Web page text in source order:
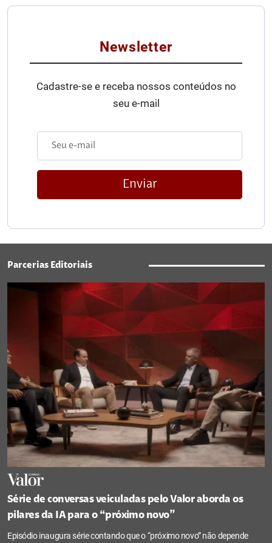
Newsletter
Cadastre-se e receba nossos conteúdos no
seu e-mail
Enviar
Parcerias Editoriais
Série de conversas veiculadas pelo Valor aborda os
pilares da IA para o “próximo novo”
Episódio inaugura série contando que o “próximo novo” não depende